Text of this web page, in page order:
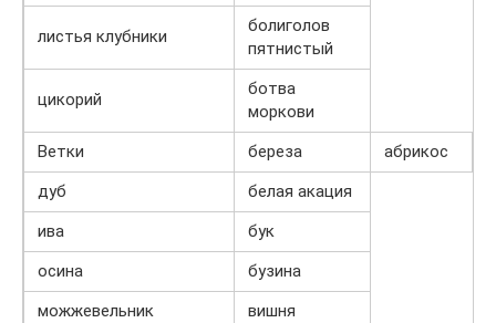
листья клубники
болиголов
пятнистый
цикорий
ботва
моркови
Ветки
береза
абрикос
дуб
белая акация
ива
бук
осина
бузина
можжевельник
вишня